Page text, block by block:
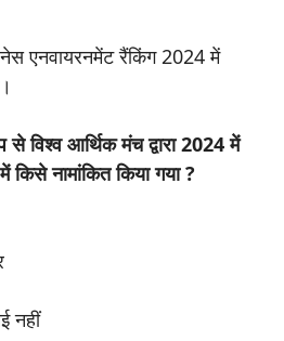
एनवायरनमेंट रैंकिंग 2024 में
विश्व आर्थिक मंच द्वारा 2024 में
नामांकित किया गया ?
नहीं